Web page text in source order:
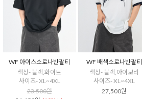
WF 아이스소로나반팔티
색상- 블랙,화이트
사이즈- XL~4XL
23,500원
WF 배색소로나반팔티
색상- 블랙,아이보리
사이즈- XL~4XL
27,500원